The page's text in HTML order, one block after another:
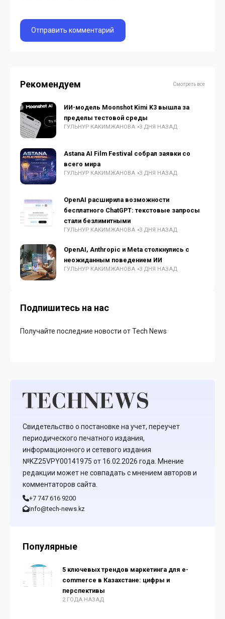
Рекомендуем Смотреть все
ИИ-модель Moonshot Kimi K3 вышла за
пределы тестовой среды
ГУЛЬНУР КАКИМЖАНОВА 3 ДНЯ НАЗАД
Astana AI Film Festival собрал заявки со
всего мира
ГУЛЬНУР КАКИМЖАНОВА 3 ДНЯ НАЗАД
OpenAI расширила возможности
бесплатного ChatGPT: текстовые запросы
стали безлимитными
ГУЛЬНУР КАКИМЖАНОВА 3 ДНЯ НАЗАД
OpenAI, Anthropic и Meta столкнулись с
неожиданным поведением ИИ
ГУЛЬНУР КАКИМЖАНОВА 3 ДНЯ НАЗАД
Подпишитесь на нас
Получайте последние новости от Tech News
Свидетельство о постановке на учет, переучет
периодического печатного издания,
информационного и сетевого издания
№KZ25VPY00141975 от 16.02.2026 года. Мнение
редакции может не совпадать с мнением авторов и
комментаторов сайта.
+7 747 616 9200
info@tech-news.kz
Популярные
5 ключевых трендов маркетинга для e-
commerce в Казахстане: цифры и
перспективы
2 ГОДА НАЗАД